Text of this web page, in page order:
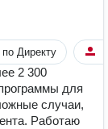
Директу
2 300
для
случаи,
Работаю